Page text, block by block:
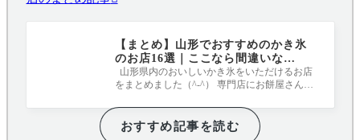
【まとめ】山形でおすすめのかき氷
のお店16選｜ここなら間違いな
し！！！
山形県内のおいしいかき氷をいただけるお店
をまとめました（^-^） 専門店にお餅屋さんに
おすすめ記事を読む